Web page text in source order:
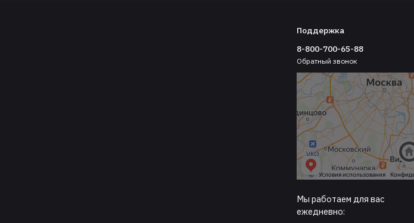
Поддержка
8-800-700-65-88
Обратный звонок
Мы работаем для вас
ежедневно: